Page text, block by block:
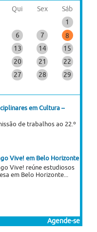
Qui Sex
Sáb
1
6 7
8
13 14
15
20 21
22
27 28
29
em Cultura –
de trabalhos ao 22.º
Vive! em Belo Horizonte
Vive! reúne estudiosos
em Belo Horizonte...
Agende-se